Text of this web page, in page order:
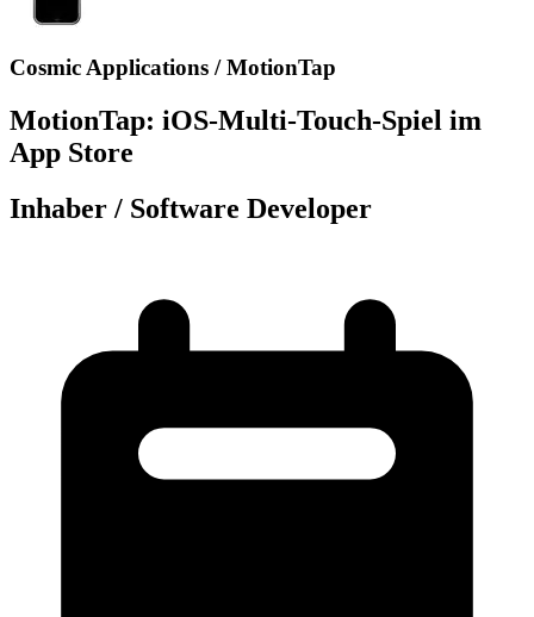
Cosmic Applications / MotionTap
MotionTap: iOS-Multi-Touch-Spiel im
App Store
Inhaber / Software Developer